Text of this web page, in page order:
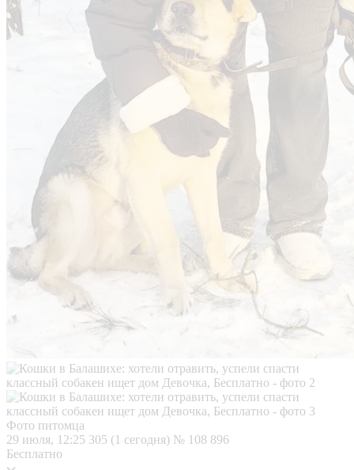
Фото питомца
29 июля, 12:25 305 (1 сегодня) № 108 896
Бесплатно